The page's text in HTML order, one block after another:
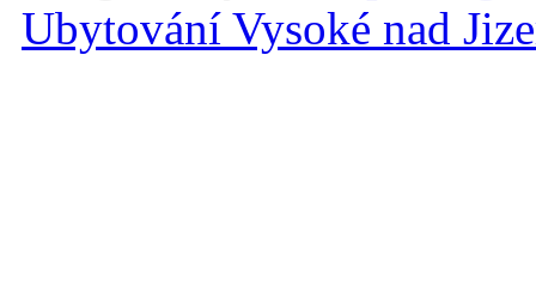
Ubytování Vysoké nad